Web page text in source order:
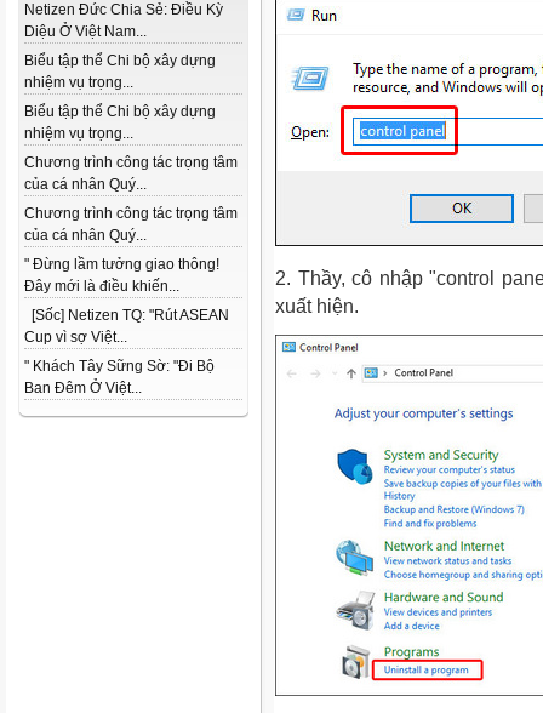
Netizen Đức Chia Sẻ: Điều Kỳ
Diệu Ở Việt Nam...
Biểu tập thể Chi bộ xây dựng
nhiệm vụ trọng...
Biểu tập thể Chi bộ xây dựng
nhiệm vụ trọng...
Chương trình công tác trọng tâm
của cá nhân Quý...
Chương trình công tác trọng tâm
của cá nhân Quý...
" Đừng lầm tưởng giao thông!
Đây mới là điều khiến...
[Sốc] Netizen TQ: "Rút ASEAN
Cup vì sợ Việt...
" Khách Tây Sững Sờ: "Đi Bộ
Ban Đêm Ở Việt...
2. Thầy, cô nhập "control
xuất hiện.